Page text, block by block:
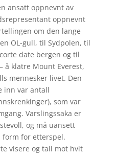
ansatt oppnevnt av
oppnevnt
om den lange
OL-gull, til Sydpolen, til
date bergen og til
å klatre Mount Everest,
mennesker livet. Den
inn var antall
som var
Varslingssaka er
og må uansett
for etterspel.
visere og tall mot hvit